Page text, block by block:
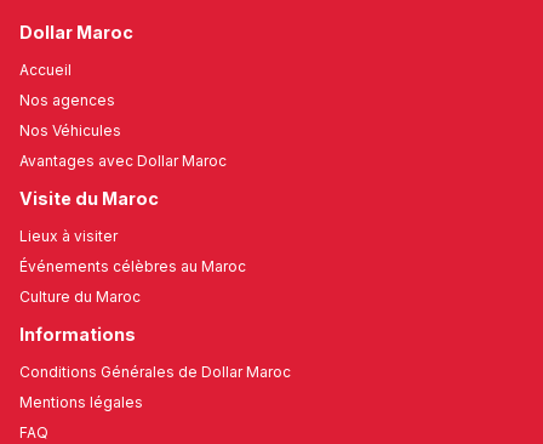
Dollar Maroc
Accueil
Nos agences
Nos Véhicules
Avantages avec Dollar Maroc
Visite du Maroc
Lieux à visiter
Événements célèbres au Maroc
Culture du Maroc
Informations
Conditions Générales de Dollar Maroc
Mentions légales
FAQ